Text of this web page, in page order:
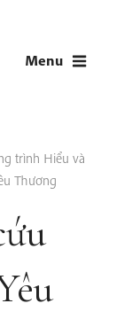
Menu
trình Hiểu và
Thương